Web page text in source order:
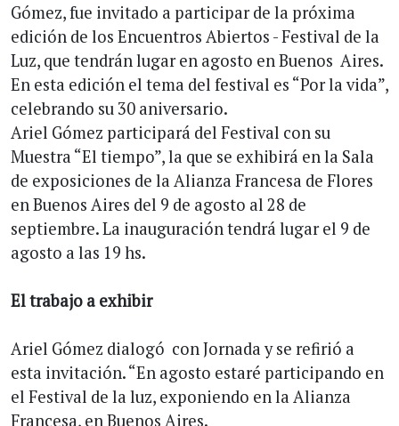
Gómez, fue invitado a participar de la próxima
edición de los Encuentros Abiertos - Festival de la
Luz, que tendrán lugar en agosto en Buenos Aires.
En esta edición el tema del festival es “Por la vida”,
celebrando su 30 aniversario.
Ariel Gómez participará del Festival con su
Muestra “El tiempo”, la que se exhibirá en la Sala
de exposiciones de la Alianza Francesa de Flores
en Buenos Aires del 9 de agosto al 28 de
septiembre. La inauguración tendrá lugar el 9 de
agosto a las 19 hs.
El trabajo a exhibir
Ariel Gómez dialogó con Jornada y se refirió a
esta invitación. “En agosto estaré participando en
el Festival de la luz, exponiendo en la Alianza
Francesa, en Buenos Aires.